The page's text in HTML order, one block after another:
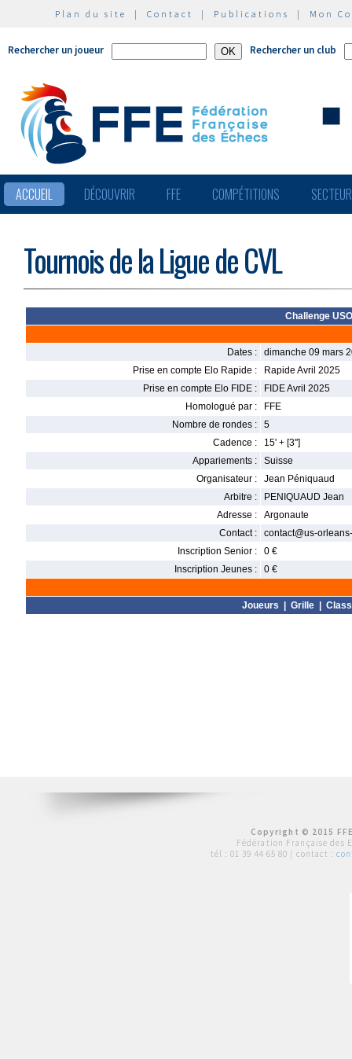
Plan du site | Contact | Publications | Mon
Rechercher un joueur Rechercher un club
ACCUEIL DÉCOUVRIR FFE COMPÉTITIONS
Tournois de la Ligue de CVL
Challenge
Dates :
dimanche 09 mars
Prise en compte Elo Rapide :
Rapide Avril 2025
Prise en compte Elo FIDE :
FIDE Avril 2025
Homologué par :
FFE
Nombre de rondes :
5
Cadence :
15' + [3'']
Appariements :
Suisse
Organisateur :
Jean Péniquaud
Arbitre :
PENIQUAUD Jean
Adresse :
Argonaute
Contact :
contact@us-
Inscription Senior :
0 €
Inscription Jeunes :
0 €
Joueurs Grille
Copyright © 2015
Fédération Française des
tél : 01 39 44 65 80 | contact :